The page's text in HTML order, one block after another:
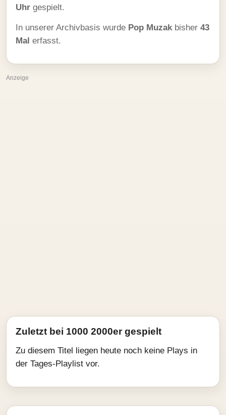
Uhr gespielt.
In unserer Archivbasis wurde Pop Muzakbisher 43
Mal erfasst.
Anzeige
Zuletzt bei 1000 2000er gespielt
Zu diesem Titel liegen heute noch keine Plays in
der Tages-Playlist vor.